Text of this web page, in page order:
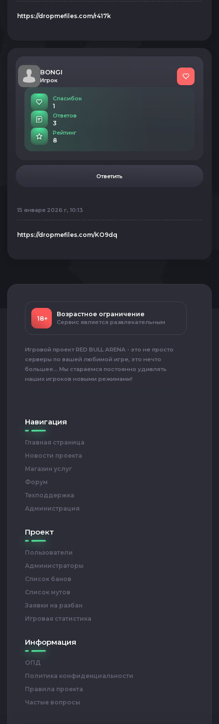
https://dropmefiles.com/r417k
BONGI
Игрок
Спасибок
1
Ответов
3
Рейтинг
8
Ответить
15 января 2026 г, 10:13
https://dropmefiles.com/KO9dq
18+
Возрастное ограничение
Сервис является развлекательным
Игровой проект RED BULL ARENA - это не просто
серверы по вашей любимой игре, это нечто
большее... Мы стараемся постоянно удивлять
наших игроков новыми режимами!
Навигация
Главная страница
Новости проекта
Магазин услуг
Форум
Техподдержка
Администрация
Проект
Пользователи
Администраторы
Список банов
Список мутов
Заявки на разбан
Игровая статистика
Информация
ОПД
Политика конфиденциальности
Правила проекта
Частые вопросы